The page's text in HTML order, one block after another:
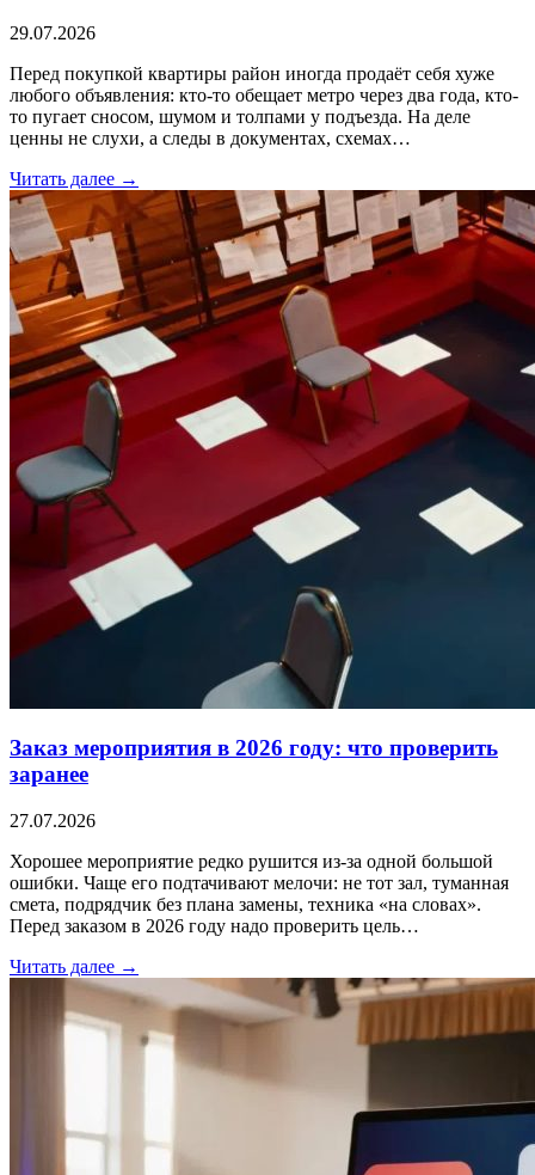
29.07.2026
Перед покупкой квартиры район иногда продаёт себя хуже
любого объявления: кто-то обещает метро через два года, кто-
то пугает сносом, шумом и толпами у подъезда. На деле
ценны не слухи, а следы в документах, схемах…
Читать далее →
Заказ мероприятия в 2026 году: что проверить
заранее
27.07.2026
Хорошее мероприятие редко рушится из-за одной большой
ошибки. Чаще его подтачивают мелочи: не тот зал, туманная
смета, подрядчик без плана замены, техника «на словах».
Перед заказом в 2026 году надо проверить цель…
Читать далее →